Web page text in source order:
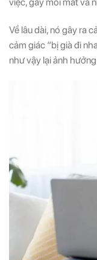
việc, gây mỏi mắt và
Về lâu dài, nó gây ra
cảm giác “bị già đi
như vậy lại ảnh